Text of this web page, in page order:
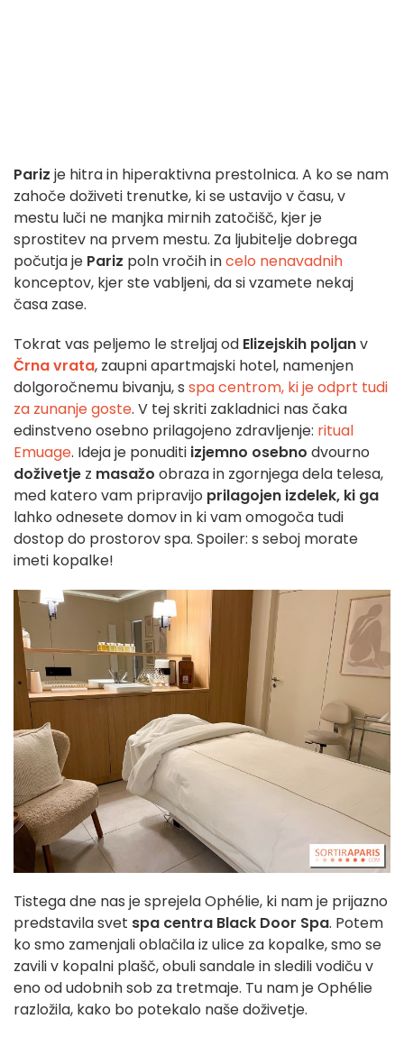
Pariz je hitra in hiperaktivna prestolnica. A ko se nam
zahoče doživeti trenutke, ki se ustavijo v času, v
mestu luči ne manjka mirnih zatočišč, kjer je
sprostitev na prvem mestu. Za ljubitelje dobrega
počutja je Pariz poln vročih incelo nenavadnih
konceptov, kjer ste vabljeni, da si vzamete nekaj
časa zase.
Tokrat vas peljemo le streljaj od Elizejskih poljanv
Črna vrata, zaupni apartmajski hotel, namenjen
dolgoročnemu bivanju, s spa centrom, ki je odprt tudi
za zunanje goste. V tej skriti zakladnici nas čaka
edinstveno osebno prilagojeno zdravljenje: ritual
Emuage. Ideja je ponuditi izjemno osebno dvourno
doživetje z masažo obraza in zgornjega dela telesa,
med katero vam pripravijo prilagojen izdelek, ki ga
lahko odnesete domov in ki vam omogoča tudi
dostop do prostorov spa. Spoiler: s seboj morate
imeti kopalke!
Tistega dne nas je sprejela Ophélie, ki nam je prijazno
predstavila svet spa centra Black Door Spa. Potem
ko smo zamenjali oblačila iz ulice za kopalke, smo se
zavili v kopalni plašč, obuli sandale in sledili vodiču v
eno od udobnih sob za tretmaje. Tu nam je Ophélie
razložila, kako bo potekalo naše doživetje.